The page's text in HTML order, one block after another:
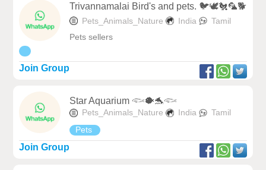
Trivannamalai Bird's and pets. 🐦🕊️🐔🦜🐕
Pets_Animals_Nature India
Tamil
Pets sellers
Join Group
Star Aquarium 𓆟🐡🐬𓆟
Pets_Animals_Nature India
Tamil
Pets
Join Group